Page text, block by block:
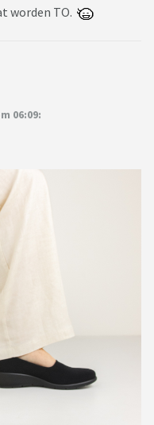
worden TO.
06:09: